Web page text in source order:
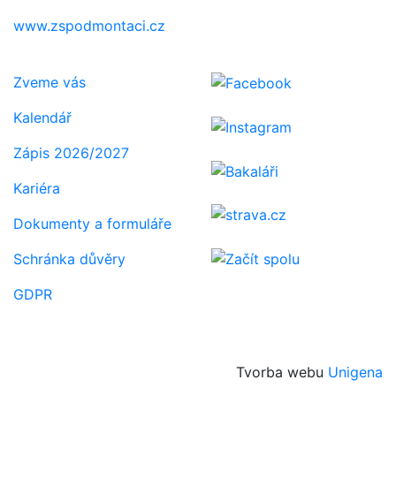
www.zspodmontaci.cz
Zveme vás
Kalendář
Zápis 2026/2027
Kariéra
Dokumenty a formuláře
Schránka důvěry
GDPR
Tvorba webu Unigena